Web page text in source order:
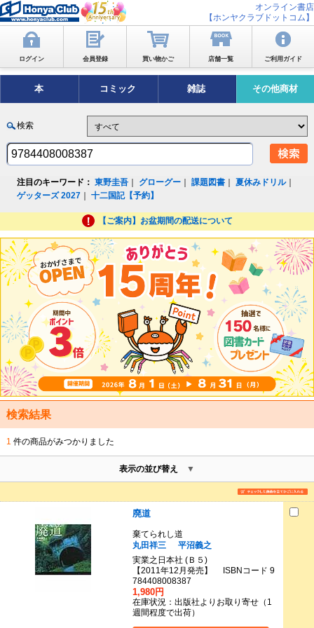
オンライン書店
【ホンヤクラブドットコム】
ログイン 会員登録 買い物かご 店舗一覧 ご利用ガイド
本 コミック 雑誌 その他商材
検索
注目のキーワード： 東野圭吾 グローグー ｜課題図書 ｜夏休みドリル｜
ゲッターズ 2027 ｜十二国記【予約】
【ご案内】お盆期間の配送について
検索結果
1 件の商品がみつかりました
表示の並び替え
廃道
棄てられし道
丸田祥三
平沼義之
実業之日本社 (Ｂ５)
【2011年12月発売】 ISBNコード 9
784408008387
1,980円
在庫状況：出版社よりお取り寄せ（1
週間程度で出荷）